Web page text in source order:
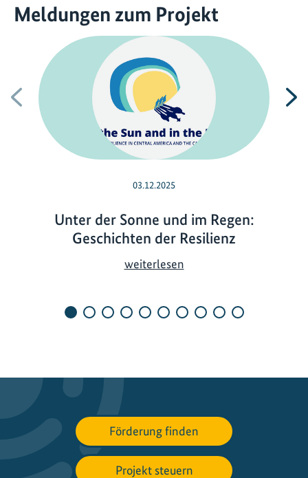
Meldungen zum Projekt
Vorherige
03.12.2025
Unter der Sonne und im Regen:
Geschichten der Resilienz
weiterlesenU
e
o
n
e
Förderung finden
Projekt steuern